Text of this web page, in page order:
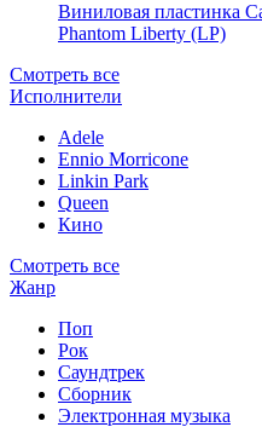
Виниловая пластинка
Phantom Liberty (LP)
Смотреть все
Исполнители
Adele
Ennio Morricone
Linkin Park
Queen
Кино
Смотреть все
Жанр
Поп
Рок
Саундтрек
Сборник
Электронная музыка